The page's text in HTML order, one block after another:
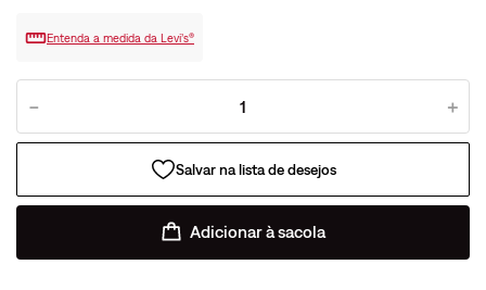
Entenda a medida da Levi’s®
＋
－
Adicionar à sacola